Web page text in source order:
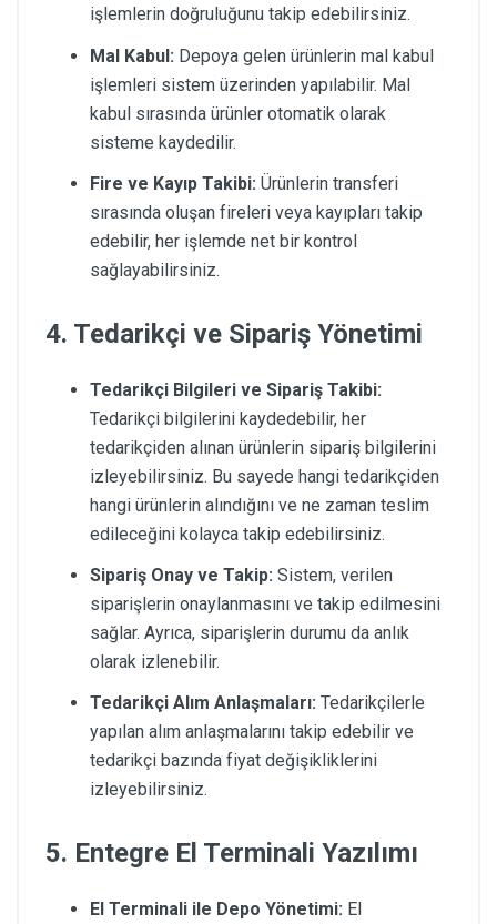
işlemlerin doğruluğunu takip edebilirsiniz.
Mal Kabul: Depoya gelen ürünlerin mal kabul
işlemleri sistem üzerinden yapılabilir. Mal
kabul sırasında ürünler otomatik olarak
sisteme kaydedilir.
Fire ve Kayıp Takibi: Ürünlerin transferi
sırasında oluşan fireleri veya kayıpları takip
edebilir, her işlemde net bir kontrol
sağlayabilirsiniz.
4. Tedarikçi ve Sipariş Yönetimi
Tedarikçi Bilgileri ve Sipariş Takibi:
Tedarikçi bilgilerini kaydedebilir, her
tedarikçiden alınan ürünlerin sipariş bilgilerini
izleyebilirsiniz. Bu sayede hangi tedarikçiden
hangi ürünlerin alındığını ve ne zaman teslim
edileceğini kolayca takip edebilirsiniz.
Sipariş Onay ve Takip: Sistem, verilen
siparişlerin onaylanmasını ve takip edilmesini
sağlar. Ayrıca, siparişlerin durumu da anlık
olarak izlenebilir.
Tedarikçi Alım Anlaşmaları: Tedarikçilerle
yapılan alım anlaşmalarını takip edebilir ve
tedarikçi bazında fiyat değişikliklerini
izleyebilirsiniz.
5. Entegre El Terminali Yazılımı
El Terminali ile Depo Yönetimi: El